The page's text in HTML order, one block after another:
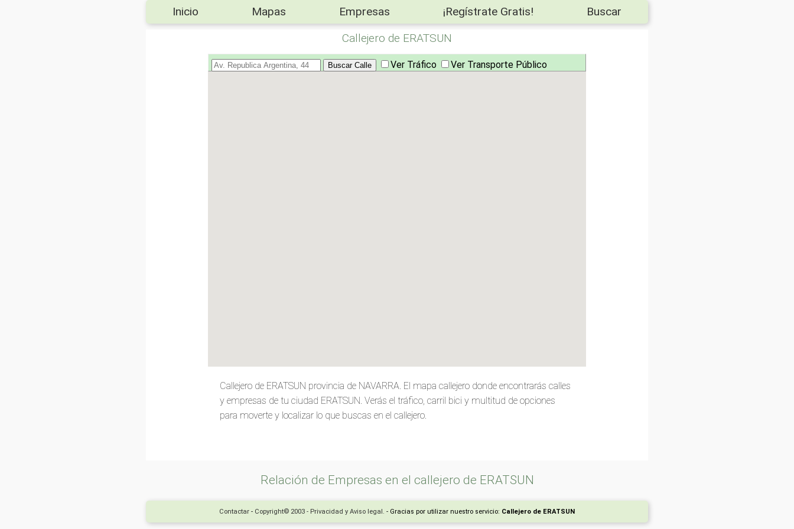
Inicio Mapas Empresas ¡Regístrate Gratis!
Buscar
Callejero de ERATSUN
Ver Tráfico Ver Transporte Público
Callejero de ERATSUN provincia de NAVARRA. El mapa callejero donde encontrarás calles
y empresas de tu ciudad ERATSUN. Verás el tráfico, carril bici y multitud de opciones
para moverte y localizar lo que buscas en el callejero.
Relación de Empresas en el callejero de ERATSUN
Contactar - Copyright© 2003 - Privacidad y Aviso legal. - Gracias por utilizar nuestro servicio: Callejero de ERATSUN